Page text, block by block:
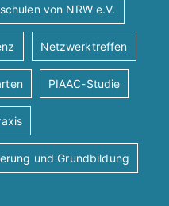
von NRW e.V.
Netzwerktreffen
PIAAC-Studie
und Grundbildung